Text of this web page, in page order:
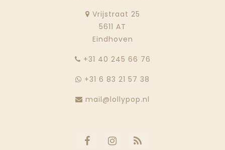
Vrijstraat 25
5611 AT
Eindhoven
‭+31 40 245 66 76
+31 6 83 21 57 38
mail@lollypop.nl